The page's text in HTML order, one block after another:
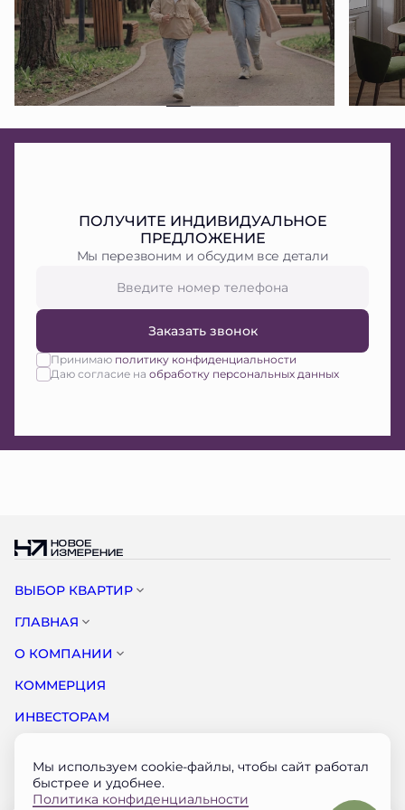
ПОЛУЧИТЕ ИНДИВИДУАЛЬНОЕ
ПРЕДЛОЖЕНИЕ
Мы перезвоним и обсудим все детали
Заказать звонок
Принимаю политику конфиденциальности
Даю согласие на обработку персональных данных
ВЫБОР КВАРТИР
ГЛАВНАЯ
О КОМПАНИИ
КОММЕРЦИЯ
ИНВЕСТОРАМ
КОНТАКТЫ
Мы используем cookie-файлы, чтобы сайт работал
быстрее и удобнее.
Политика конфиденциальности